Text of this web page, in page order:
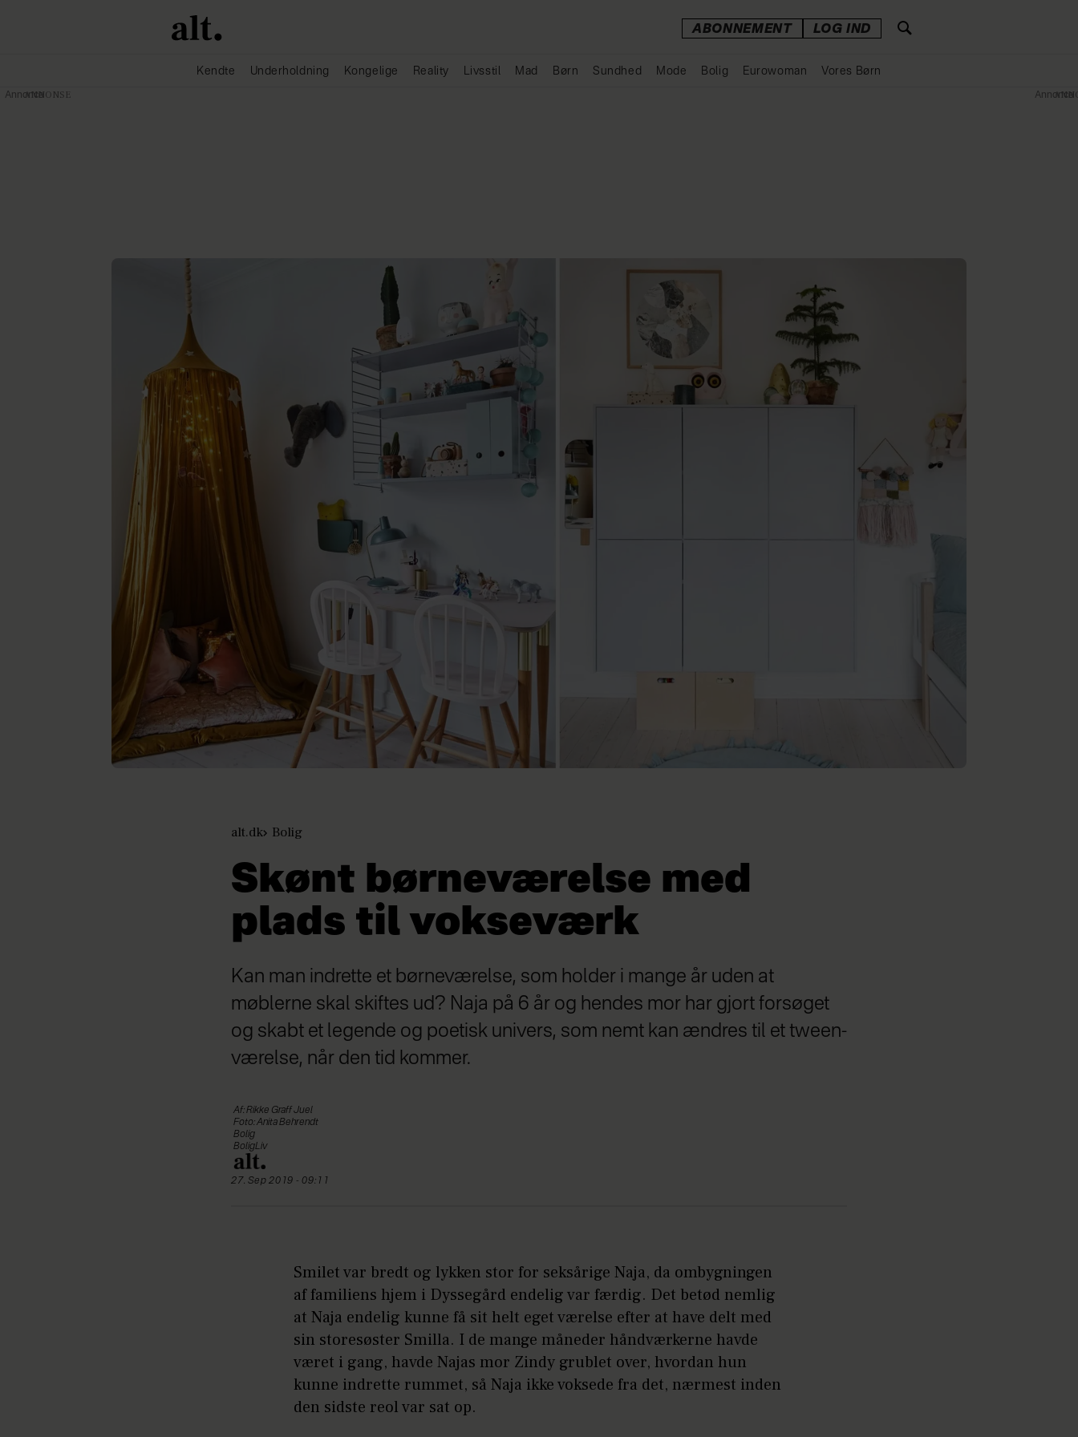
ABONNEMENT LOG IND
Kendte Underholdning Kongelige Reality Livsstil Mad Børn Sundhed Mode Bolig Eurowoman Vores Børn
alt.dk Bolig
Skønt børneværelse med
plads til vokseværk
Kan man indrette et børneværelse, som holder i mange år uden at
møblerne skal skiftes ud? Naja på 6 år og hendes mor har gjort forsøget
og skabt et legende og poetisk univers, som nemt kan ændres til et tween-
værelse, når den tid kommer.
Af: Rikke Graff Juel
Foto: Anita Behrendt
Bolig
BoligLiv
27. Sep 2019 - 09:11
Smilet var bredt og lykken stor for seksårige Naja, da ombygningen
af familiens hjem i Dyssegård endelig var færdig. Det betød nemlig
at Naja endelig kunne få sit helt eget værelse efter at have delt med
sin storesøster Smilla. I de mange måneder håndværkerne havde
været i gang, havde Najas mor Zindy grublet over, hvordan hun
kunne indrette rummet, så Naja ikke voksede fra det, nærmest inden
den sidste reol var sat op.
Annonce Annonce